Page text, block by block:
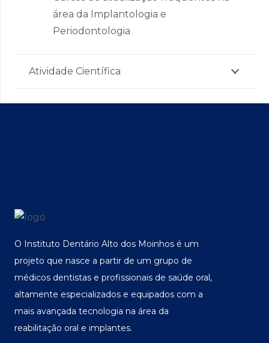
área da Implantologia e
Periodontologia
Atividade Científica
O Instituto Dentário Alto dos Moinhos é um
projeto que nasce a partir de um grupo de
médicos dentistas e profissionais de saúde oral,
altamente especializados e equipados com a
mais avançada tecnologia na área da
reabilitação oral e implantes.